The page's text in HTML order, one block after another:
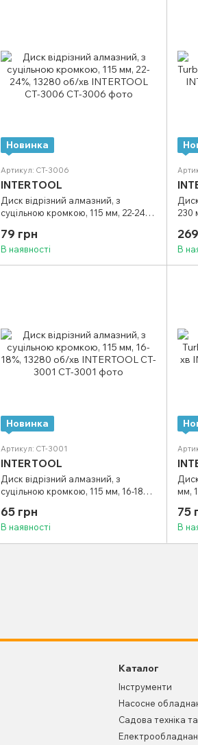
Новинка
Артикул: CT-3006
INTERTOOL
Диск відрізний алмазний, з
суцільною кромкою, 115 мм, 22-24%,
79 грн
В наявності
230
В
Новинка
Артикул: CT-3001
INTERTOOL
Диск відрізний алмазний, з
суцільною кромкою, 115 мм, 16-18%,
65 грн
В наявності
мм,
75
В
Каталог
Інструменти
Насосне
Садова техніка